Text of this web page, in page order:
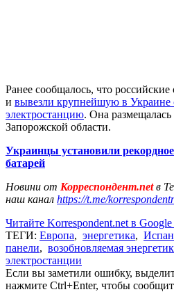
Ранее сообщалось, что
и вывезли крупнейшую в Украине
электростанцию. Она
Запорожской области.
Украинцы установили
батарей
Новини от Корреспондент.netв
наш канал https://t.me/
Читайте Korrespondent.net в
ТЕГИ: Европа, энергетика,
панели, возобновляемая
электростанции
Если вы заметили ошибку,
нажмите Ctrl+Enter, чтобы